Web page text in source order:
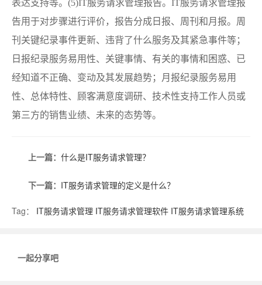
表达支持等。(5)IT服务请求管理报告。IT服务请求管理报
告用于对步骤进行评价，报告分成日报、周刊和月报。周
刊关键纪录事件更新、违背了什么服务及其紧急事件等；
日报纪录服务易用性、关键事情、有关的事情和困惑、已
经知道不正确、变动及其发展趋势；月报纪录服务易用
性、总体特性、顾客满意度调研、技术性支持工作人员或
第三方的销售业绩、未来的态势等。
上一篇： 什么是IT服务请求管理？
下一篇： IT服务请求管理的定义是什么？
Tag： IT服务请求管理 IT服务请求管理软件 IT服务请求管理系统
一起分享吧